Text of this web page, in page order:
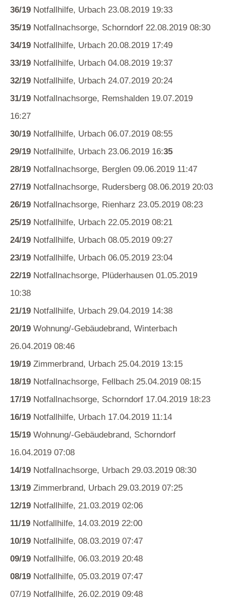
36/19 Notfallhilfe, Urbach 23.08.2019 19:33
35/19 Notfallnachsorge, Schorndorf 22.08.2019 08:30
34/19 Notfallhilfe, Urbach 20.08.2019 17:49
33/19 Notfallhilfe, Urbach 04.08.2019 19:37
32/19 Notfallhilfe, Urbach 24.07.2019 20:24
31/19 Notfallnachsorge, Remshalden 19.07.2019
16:27
30/19 Notfallhilfe, Urbach 06.07.2019 08:55
29/19 Notfallhilfe, Urbach 23.06.2019 16:35
28/19 Notfallnachsorge, Berglen 09.06.2019 11:47
27/19 Notfallnachsorge, Rudersberg 08.06.2019 20:03
26/19 Notfallnachsorge, Rienharz 23.05.2019 08:23
25/19 Notfallhilfe, Urbach 22.05.2019 08:21
24/19 Notfallhilfe, Urbach 08.05.2019 09:27
23/19 Notfallhilfe, Urbach 06.05.2019 23:04
22/19 Notfallnachsorge, Plüderhausen 01.05.2019
10:38
21/19 Notfallhilfe, Urbach 29.04.2019 14:38
20/19 Wohnung/-Gebäudebrand, Winterbach
26.04.2019 08:46
19/19 Zimmerbrand, Urbach 25.04.2019 13:15
18/19 Notfallnachsorge, Fellbach 25.04.2019 08:15
17/19 Notfallnachsorge, Schorndorf 17.04.2019 18:23
16/19 Notfallhilfe, Urbach 17.04.2019 11:14
15/19 Wohnung/-Gebäudebrand, Schorndorf
16.04.2019 07:08
14/19 Notfallnachsorge, Urbach 29.03.2019 08:30
13/19 Zimmerbrand, Urbach 29.03.2019 07:25
12/19 Notfallhilfe, 21.03.2019 02:06
11/19 Notfallhilfe, 14.03.2019 22:00
10/19 Notfallhilfe, 08.03.2019 07:47
09/19 Notfallhilfe, 06.03.2019 20:48
08/19 Notfallhilfe, 05.03.2019 07:47
07/19 Notfallhilfe, 26.02.2019 09:48